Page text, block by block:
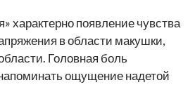
характерно появление чувства
в области макушки,
Головная боль
ощущение надетой